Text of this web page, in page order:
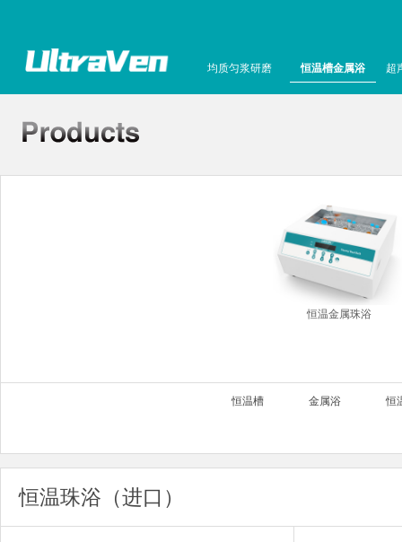
均质匀浆研磨 恒温槽金属浴 超
恒温金属珠浴
恒温槽 金属浴 恒
恒温珠浴（进口）